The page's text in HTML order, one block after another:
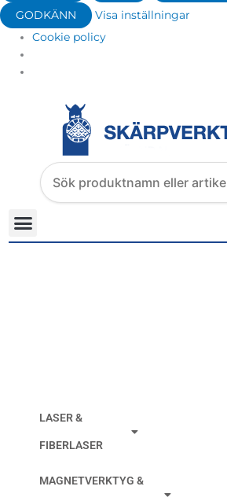
GODKÄNN
Visa inställningar
Cookie policy
Search
products
LASER &
FIBERLASER
MAGNETVERKTYG &